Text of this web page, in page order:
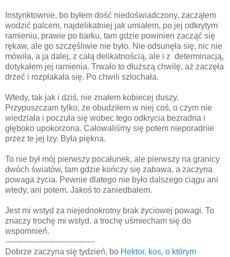
Instynktownie, bo byłem dość niedoświadczony, zacząłem
wodzić palcem, najdelikatniej jak umiałem, po jej odkrytym
ramieniu, prawie po barku, tam gdzie powinien zacząć się
rękaw, ale go szczęśliwie nie było. Nie odsunęła się, nic nie
mówiła, a ja dalej, z całą delikatnością, ale i z determinacją,
dotykałem jej ramienia. Trwało to dłuższą chwilę, aż zaczęła
drżeć i rozpłakała się. Po chwili szlochała.
Wtedy, tak jak i dziś, nie znałem kobiecej duszy.
Przypuszczam tylko, że obudziłem w niej coś, o czym nie
wiedziała i poczuła się wobec tego odkrycia bezradna i
głęboko upokorzona. Całowaliśmy się potem nieporadnie
przez te jej łzy. Była piękna.
To nie był mój pierwszy pocałunek, ale pierwszy na granicy
dwóch światów, tam gdzie kończy się zabawa, a zaczyna
powaga życia. Pewnie dlatego nie było dalszego ciągu ani
wtedy, ani potem. Jakoś to zaniedbałem.
Jest mi wstyd za niejednokrotny brak życiowej powagi. To
znaczy trochę mi wstyd, a trochę uśmiecham się do
wspomnień.
-----------------------------------
Dobrze zaczyna się tydzień, bo Hektor, kos, o którym